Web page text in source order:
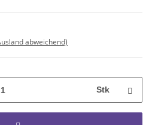
abweichend)
Stk